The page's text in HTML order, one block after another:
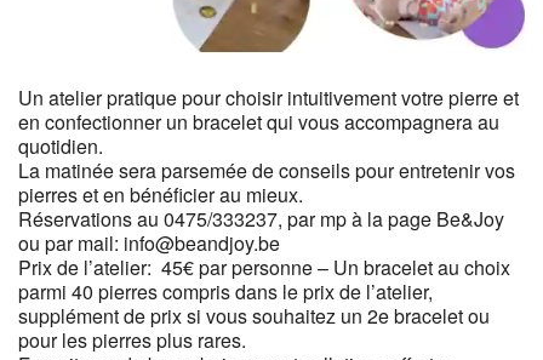
Un atelier pratique pour choisir intuitivement votre pierre et
en confectionner un bracelet qui vous accompagnera au
quotidien.
La matinée sera parsemée de conseils pour entretenir vos
pierres et en bénéficier au mieux.
Réservations au 0475/333237, par mp à la page Be&Joy
ou par mail: info@beandjoy.be
Prix de l’atelier: 45€ par personne – Un bracelet au choix
parmi 40 pierres compris dans le prix de l’atelier,
supplément de prix si vous souhaitez un 2e bracelet ou
pour les pierres plus rares.